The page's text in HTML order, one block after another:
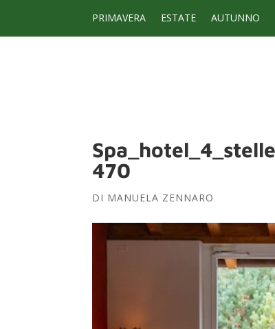
PRIMAVERA ESTATE AUTUNNO
470
DI MANUELA ZENNARO